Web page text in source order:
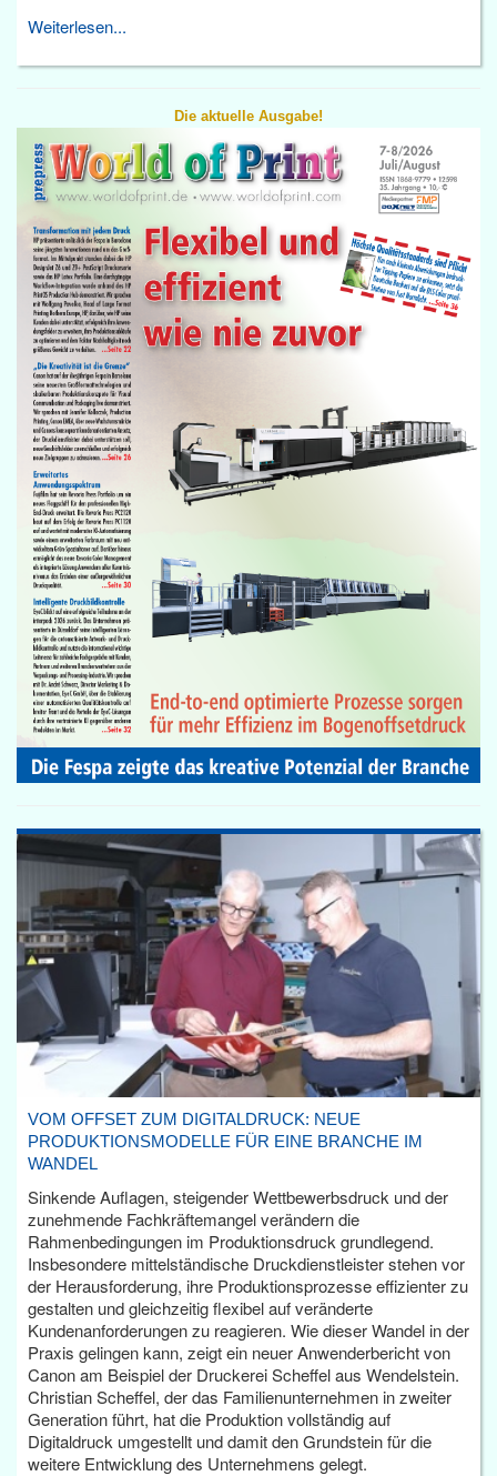
Weiterlesen...
Die aktuelle Ausgabe!
VOM OFFSET ZUM DIGITALDRUCK: NEUE
PRODUKTIONSMODELLE FÜR EINE BRANCHE IM
WANDEL
Sinkende Auflagen, steigender Wettbewerbsdruck und der
zunehmende Fachkräftemangel verändern die
Rahmenbedingungen im Produktionsdruck grundlegend.
Insbesondere mittelständische Druckdienstleister stehen vor
der Herausforderung, ihre Produktionsprozesse effizienter zu
gestalten und gleichzeitig flexibel auf veränderte
Kundenanforderungen zu reagieren. Wie dieser Wandel in der
Praxis gelingen kann, zeigt ein neuer Anwenderbericht von
Canon am Beispiel der Druckerei Scheffel aus Wendelstein.
Christian Scheffel, der das Familienunternehmen in zweiter
Generation führt, hat die Produktion vollständig auf
Digitaldruck umgestellt und damit den Grundstein für die
weitere Entwicklung des Unternehmens gelegt.